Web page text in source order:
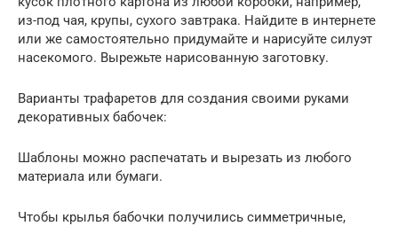
из-под чая, крупы, сухого завтрака. Найдите в интернете
или же самостоятельно придумайте и нарисуйте силуэт
насекомого. Вырежьте нарисованную заготовку.
Варианты трафаретов для создания своими руками
декоративных бабочек:
Шаблоны можно распечатать и вырезать из любого
материала или бумаги.
Чтобы крылья бабочки получились симметричные,